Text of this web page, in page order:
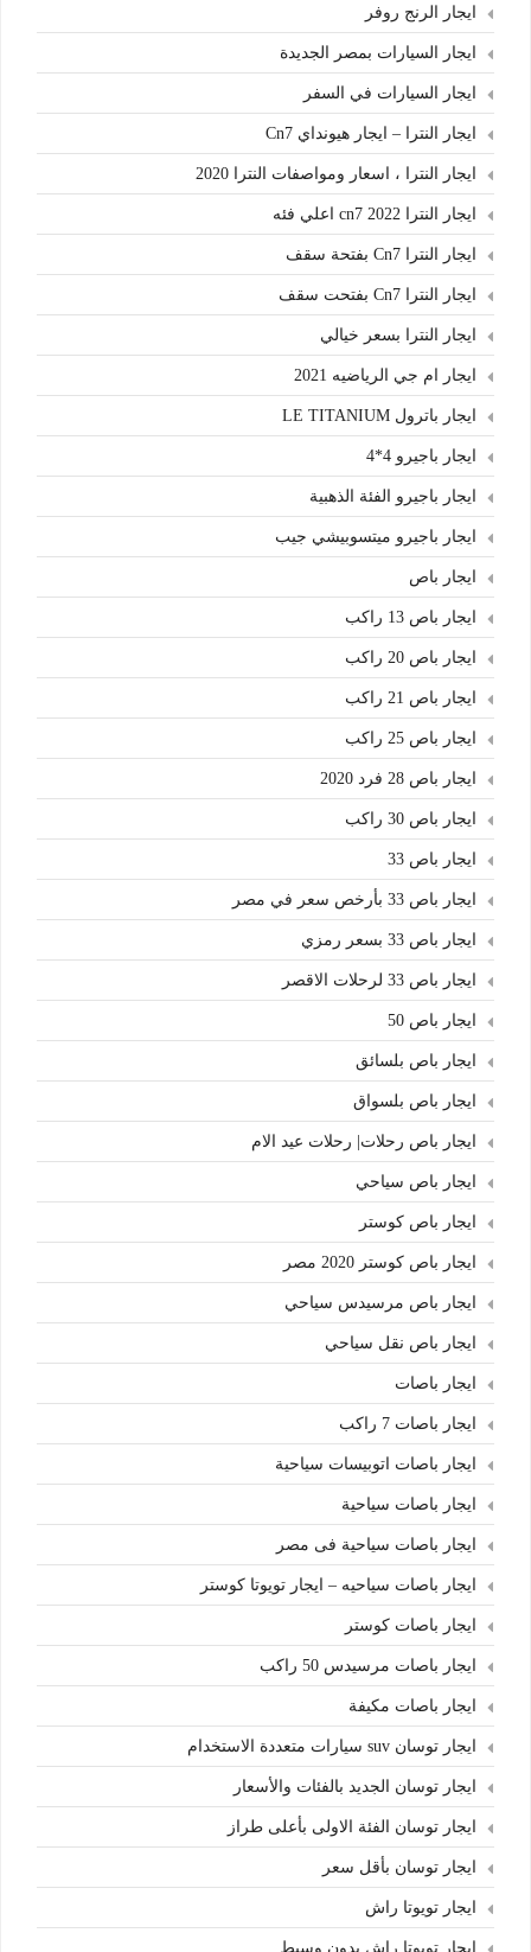
ايجار الرنج روفر
ايجار السيارات بمصر الجديدة
ايجار السيارات في السفر
ايجار النترا – ايجار هيونداي Cn7
ايجار النترا ، اسعار ومواصفات النترا 2020
ايجار النترا cn7 2022 اعلي فئه
ايجار النترا Cn7 بفتحة سقف
ايجار النترا Cn7 بفتحت سقف
ايجار النترا بسعر خيالي
ايجار ام جي الرياضيه 2021
ايجار باترول LE TITANIUM
ايجار باجيرو 4*4
ايجار باجيرو الفئة الذهبية
ايجار باجيرو ميتسوبيشي جيب
ايجار باص
ايجار باص 13 راكب
ايجار باص 20 راكب
ايجار باص 21 راكب
ايجار باص 25 راكب
ايجار باص 28 فرد 2020
ايجار باص 30 راكب
ايجار باص 33
ايجار باص 33 بأرخص سعر في مصر
ايجار باص 33 بسعر رمزي
ايجار باص 33 لرحلات الاقصر
ايجار باص 50
ايجار باص بلسائق
ايجار باص بلسواق
ايجار باص رحلات| رحلات عيد الام
ايجار باص سياحي
ايجار باص كوستر
ايجار باص كوستر 2020 مصر
ايجار باص مرسيدس سياحي
ايجار باص نقل سياحي
ايجار باصات
ايجار باصات 7 راكب
ايجار باصات اتوبيسات سياحية
ايجار باصات سياحية
ايجار باصات سياحية فى مصر
ايجار باصات سياحيه – ايجار تويوتا كوستر
ايجار باصات كوستر
ايجار باصات مرسيدس 50 راكب
ايجار باصات مكيفة
ايجار توسان suv سيارات متعددة الاستخدام
ايجار توسان الجديد بالفئات والأسعار
ايجار توسان الفئة الاولى بأعلى طراز
ايجار توسان بأقل سعر
ايجار تويوتا راش
ايجار تويوتا راش بدون وسيط